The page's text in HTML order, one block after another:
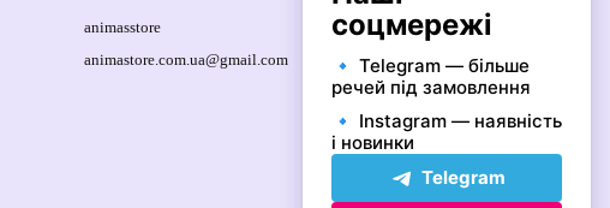
animasstore
animastore.com.ua@gmail.com